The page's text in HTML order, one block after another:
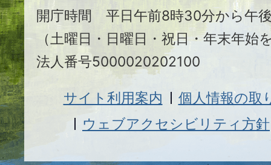
開庁時間 平日午前8時30分から午
（土曜日・日曜日・祝日・年末年始
法人番号5000020202100
サイト利用案内
個人情報の取
ウェブアクセシビリティ方針